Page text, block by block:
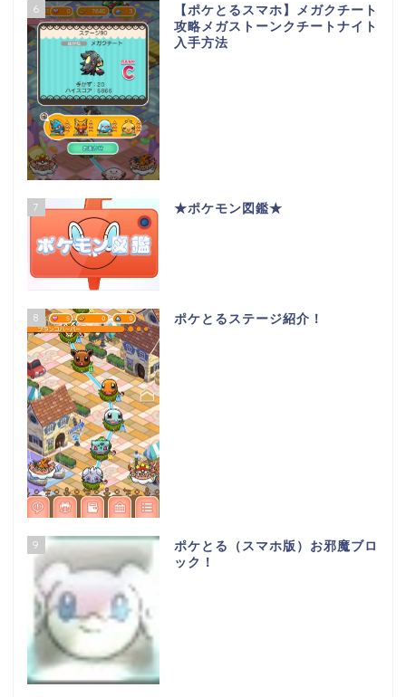
6
【ポケとるスマホ】メガクチート
攻略メガストーンクチートナイト
入手方法
7 ★ポケモン図鑑★
8 ポケとるステージ紹介！
9
ポケとる（スマホ版）お邪魔ブロ
ック！